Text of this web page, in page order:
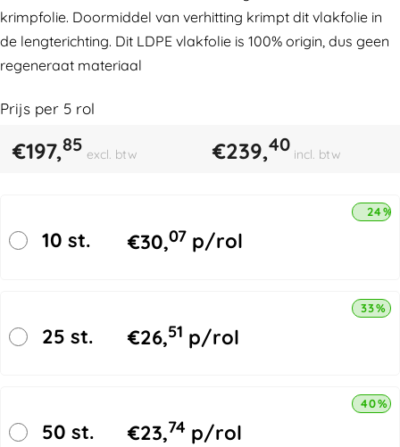
krimpfolie. Doormiddel van verhitting krimpt dit vlakfolie in
de lengterichting. Dit LDPE vlakfolie is 100% origin, dus geen
regeneraat materiaal
Prijs per 5 rol
€197,85 excl. btw €239,40 incl. btw
10 st. €30,07 p/rol
25 st. €26,51 p/rol
33%
50 st. €23,74 p/rol
40%